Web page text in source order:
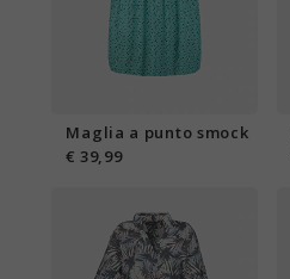
Maglia a punto smock
€ 39,99